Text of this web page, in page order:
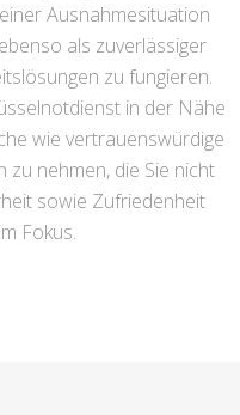
Ausnahmesituation
als zuverlässiger
zu fungieren.
in der Nähe
wie vertrauenswürdige
nehmen, die Sie nicht
sowie Zufriedenheit
Fokus.